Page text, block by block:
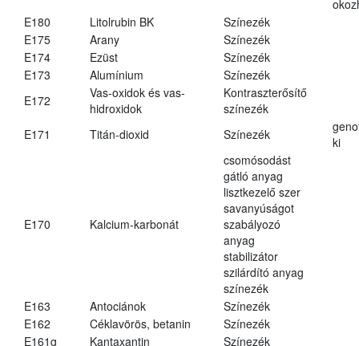
E180
Litolrubin BK
Színezék
E175
Arany
Színezék
E174
Ezüst
Színezék
E173
Alumínium
Színezék
E172
Vas-oxidok és vas-
hidroxidok
Kontraszterősítő
színezék
E171
Titán-dioxid Színezék
ki
E170 Kalcium-karbonát
csomósodást
gátló anyag
lisztkezelő szer
savanyúságot
szabályozó
anyag
stabilizátor
szilárdító anyag
színezék
E163
Antociánok
Színezék
E162
Céklavörös, betanin
Színezék
E161g
Kantaxantin Színezék